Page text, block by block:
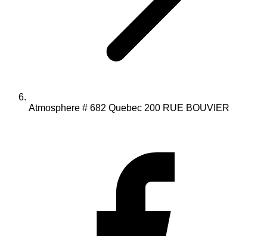
Atmosphere # 682 Quebec 200 RUE BOUVIER